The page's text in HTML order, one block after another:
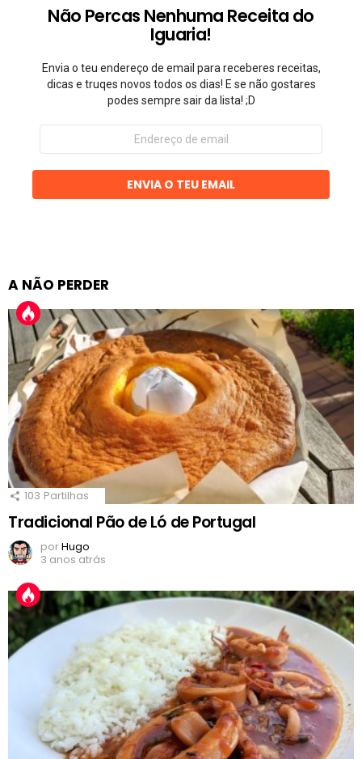
Não Percas Nenhuma Receita do
Iguaria!
Envia o teu endereço de email para receberes receitas,
dicas e truqes novos todos os dias! E se não gostares
podes sempre sair da lista! ;D
Endereço
email
ENVIA O TEU EMAIL
A NÃO PERDER
103 Partilhas
Tradicional Pão de Ló de Portugal
porHugo
3 anos atrás